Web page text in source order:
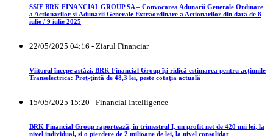
SSIF BRK FINANCIAL GROUP SA – Convocarea Adunarii Generale Ordinare
a Actionarilor si Adunarii Generale Extraordinare a Actionarilor din data de 8
iulie / 9 iulie 2025
22/05/2025 04:16 - Ziarul Financiar
Viitorul începe astăzi. BRK Financial Group îşi ridică estimarea pentru acţiunile
Transelectrica: Preţ-ţintă de 48,3 lei, peste cotaţia actuală
15/05/2025 15:20 - Financial Intelligence
BRK Financial Group raportează, în trimestrul I, un profit net de 420 mii lei, la
nivel individual, și o pierdere de 2 milioane de lei, la nivel consolidat